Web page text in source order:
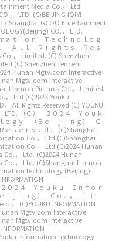
Media Co.， Ltd.
， LTD. (C)BEIJING IQIYI
Shanghai GCOO Entertainment
CO.， LTD.
ｔｉｏｎ Ｔｅｃｈｎｏｌｏｇ
Ａｌｌ Ｒｉｇｈｔｓ Ｒｅｓ
， Limited. (C) Shenzhen
(C) Shenzhen Tencent
Hunan Mgtv.com Interactive
Mgtv.com Interactive
Linmon Pictures Co.， Limited.
， Ltd (C)2023 Youku
All Rights Reserved (C) YOUKU
LTD.
（Ｃ） ２０２４ Ｙｏｕｋ
ｏｇｙ （Ｂｅｉｊｉｎｇ） Ｃ
ｓｅｒｖｅｄ． (C)Shanghai
Co.， Ltd (C)Shanghai
Co.， Ltd (C)2024 Hunan
Co.， Ltd. (C)2024 Hunan
Co.， Ltd. (C)Shanghai Linmon
technology (Beijing)
０２４ Ｙｏｕｋｕ Ｉｎｆｏｒ
ｉｊｉｎｇ） Ｃｏ．， Ｌｔ
． (C)YOUKU INFORMATION
Mgtv.com Interactive
Mgtv.com Interactive
information technology